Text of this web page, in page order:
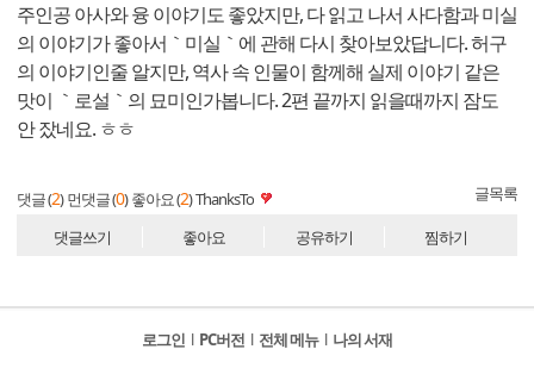
주인공 아사와 융 이야기도 좋았지만, 다 읽고 나서 사다함과 미실
의 이야기가 좋아서｀미실｀에 관해 다시 찾아보았답니다. 허구
의 이야기인줄 알지만, 역사 속 인물이 함께해 실제 이야기 같은
맛이 ｀로설｀의 묘미인가봅니다. 2편 끝까지 읽을때까지 잠도
안 잤네요. ㅎㅎ
댓글 (2) 먼댓글 (0) 좋아요 (2)ThanksTo 글목록
댓글쓰기 좋아요 공유하기 찜하기
로그인 l PC버전 l 전체 메뉴 l 나의 서재